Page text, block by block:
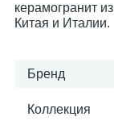
керамогранит
Китая и Италии.
Бренд
Коллекция